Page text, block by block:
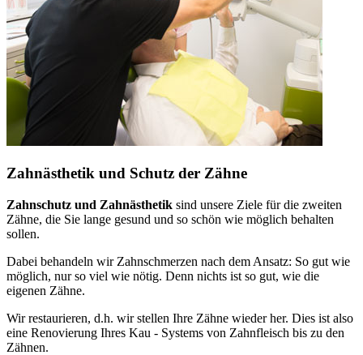
Zahnästhetik und Schutz der Zähne
Zahnschutz und Zahnästhetik sind unsere Ziele für die zweiten
Zähne, die Sie lange gesund und so schön wie möglich behalten
sollen.
Dabei behandeln wir Zahnschmerzen nach dem Ansatz: So gut wie
möglich, nur so viel wie nötig. Denn nichts ist so gut, wie die
eigenen Zähne.
Wir restaurieren, d.h. wir stellen Ihre Zähne wieder her. Dies ist also
eine Renovierung Ihres Kau - Systems von Zahnfleisch bis zu den
Zähnen.